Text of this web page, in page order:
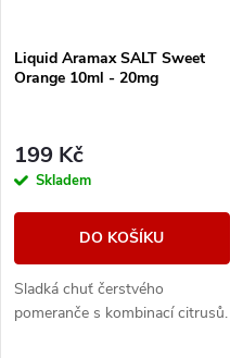
Liquid Aramax SALT Sweet
Orange 10ml - 20mg
199 Kč
Skladem
DO KOŠÍKU
Sladká chuť čerstvého
pomeranče s kombinací citrusů.